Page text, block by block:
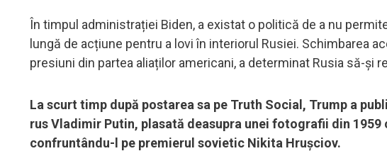
În timpul administrației Biden, a existat o politică de a nu
lungă de acțiune pentru a lovi în interiorul Rusiei. Schimbarea
presiuni din partea aliaților americani, a determinat Rusia să-și
La scurt timp după postarea sa pe Truth Social, Trump a
rus Vladimir Putin, plasată deasupra unei fotografii din
confruntându-l pe premierul sovietic Nikita Hrușciov.